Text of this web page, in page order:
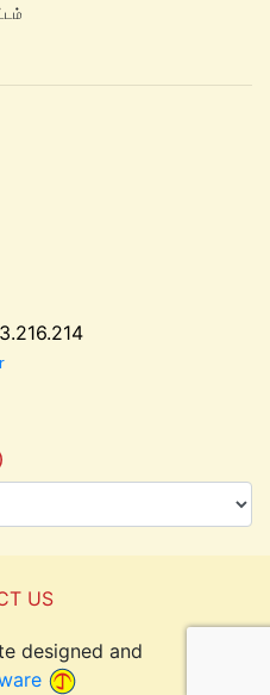
US
designed and